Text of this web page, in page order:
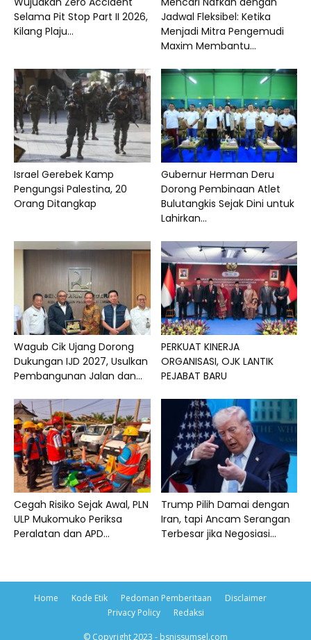
Selama Pit Stop Part II 2026,
Kilang Plaju...
Jadwal Fleksibel: Ketika
Menjadi Mitra Pengemudi
Maxim Membantu...
Israel Gerebek Kamp
Pengungsi Palestina, 20
Orang Ditangkap
Gubernur Herman Deru
Dorong Pembinaan Atlet
Bulutangkis Sejak Dini untuk
Lahirkan...
Wagub Cik Ujang Dorong
Dukungan IJD 2027, Usulkan
Pembangunan Jalan dan...
PERKUAT KINERJA
ORGANISASI, OJK LANTIK
PEJABAT BARU
Cegah Risiko Sejak Awal, PLN
ULP Mukomuko Periksa
Peralatan dan APD...
Trump Pilih Damai dengan
Iran, tapi Ancam Serangan
Terbesar jika Negosiasi...
Home Kode Etik Pedoman Pemberitaan
Disclaimer
Privacy Policy
Redaksi
© Copyright 2023 - bsnissumsel.com